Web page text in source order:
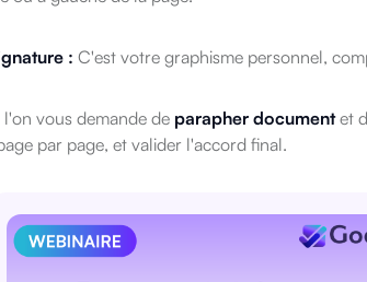
: C'est votre graphisme personnel,
vous demande de parapher documentet
par page, et valider l'accord final.